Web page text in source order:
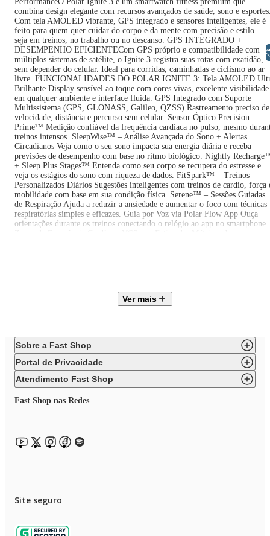
combina design elegante com recursos avançados de saúde, sono e
Com tela AMOLED vibrante, GPS integrado e sensores inteligentes, ele é
feito para quem quer cuidar do corpo e da mente com precisão e estilo —
seja em treinos, no trabalho ou no descanso. GPS INTEGRADO +
DESEMPENHO EFICIENTECom GPS próprio e compatibilidade com
múltiplos sistemas de satélite, o Ignite 3 registra suas rotas com exatidão,
sem depender do celular. Ideal para corridas, caminhadas e ciclismo ao ar
livre. FUNCIONALIDADES DO POLAR IGNITE 3: Tela AMOLED
Brilhante Display sensível ao toque com cores vivas, excelente visibilidade
em qualquer ambiente e interface fluida. GPS Integrado com Suporte
Multissistema (GPS, GLONASS, Galileo, QZSS) Rastreamento preciso de
velocidade, distância e percurso sem celular. Sensor Óptico Precision
Prime™ Medição confiável da frequência cardíaca no pulso, mesmo
treinos intensos. SleepWise™ – Análise Avançada do Sono + Alertas
Circadianos Veja como o seu sono impacta sua energia diária e receba
previsões de desempenho com base no ritmo biológico. Nightly
+ Sleep Plus Stages™ Entenda como seu corpo se recupera do estresse e
veja os estágios do sono com riqueza de dados.‍ FitSpark™ – Treinos
Personalizados Diários Sugestões inteligentes com treinos de cardio, força
mobilidade com base em sua condição física. Serene™ – Sessões Guiadas
de Respiração Ajuda a reduzir a ansiedade e aumentar o foco com técnicas
respiratórias simples e eficazes. Guia por Voz via Polar Flow App Ouça
orientações durante os treinos conectando o relógio ao app no smartphone.
Confortável e Intercambiável Perfeito para uso 24/7: na academia, no
escritório ou na balada. O QUE ACOMPANHA O PRODUTO:1x Polar
Pessoas que treinam com regularidade e querem dados confiáveis
Quem precisa de análise de sono e recuperação com profundidade
Ativos que querem um relógio bonito, leve e funcional no dia a dia
Com o Polar Ignite 3, sua saúde, seus treinos e seu estilo caminham juntos.
Durma melhor, movimente-se com inteligência e brilhe todos os dias.
Ver mais
Sobre a Fast Shop
Portal de Privacidade
Atendimento Fast Shop
Fast Shop nas Redes
Site seguro
Libras